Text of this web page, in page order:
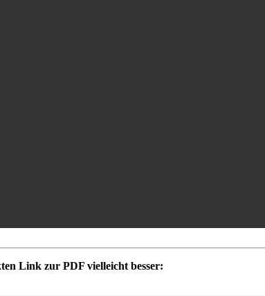
Link zur PDF vielleicht besser: